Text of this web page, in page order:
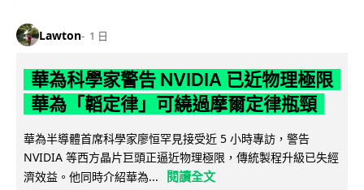
Lawton 1 日
華為科學家警告 NVIDIA 已近物理極限
華為「韜定律」可繞過摩爾定律瓶頸
華為半導體首席科學家廖恒罕見接受近 5 小時專訪，警告
NVIDIA 等西方晶片巨頭正逼近物理極限，傳統製程升級已失經
濟效益。他同時介紹華為...
閱讀全文